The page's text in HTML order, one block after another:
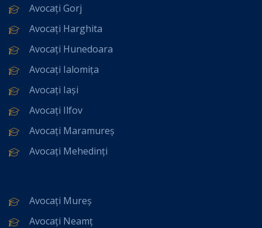
Avocați Gorj
Avocați Harghita
Avocați Hunedoara
Avocați Ialomița
Avocați Iași
Avocați Ilfov
Avocați Maramureș
Avocați Mehedinți
Avocați Mureș
Avocați Neamț